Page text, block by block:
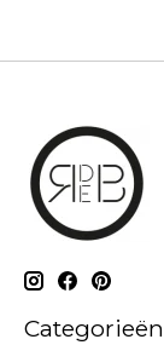
Categorieën